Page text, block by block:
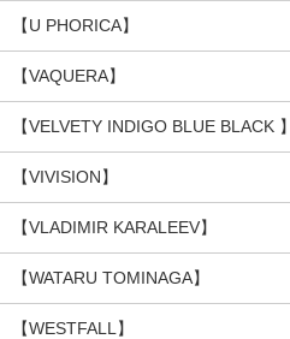
【U PHORICA】
【VAQUERA】
【VELVETY INDIGO BLUE BLACK 】
【VIVISION】
【VLADIMIR KARALEEV】
【WATARU TOMINAGA】
【WESTFALL】